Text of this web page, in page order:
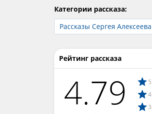
Категории рассказа:
Рассказы Сергея Алексеева
Рейтинг рассказа
4.79 5
4
3